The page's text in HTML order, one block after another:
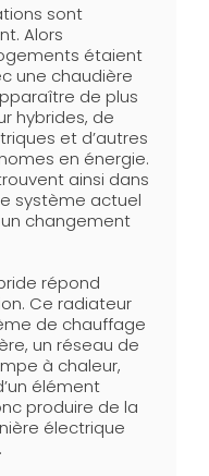
sont
Alors
étaient
une chaudière
de plus
hybrides, de
et d’autres
en énergie.
ainsi dans
système actuel
changement
répond
Ce radiateur
de chauffage
un réseau de
à chaleur,
élément
produire de la
électrique